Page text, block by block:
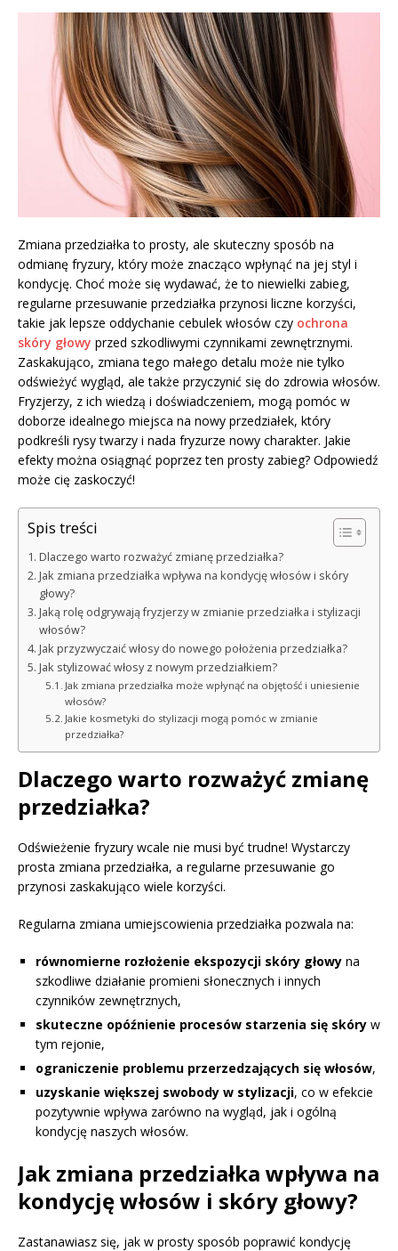
Zmiana przedziałka to prosty, ale skuteczny sposób na
odmianę fryzury, który może znacząco wpłynąć na jej styl i
kondycję. Choć może się wydawać, że to niewielki zabieg,
regularne przesuwanie przedziałka przynosi liczne korzyści,
takie jak lepsze oddychanie cebulek włosów czy ochrona
skóry głowy przed szkodliwymi czynnikami zewnętrznymi.
Zaskakująco, zmiana tego małego detalu może nie tylko
odświeżyć wygląd, ale także przyczynić się do zdrowia włosów.
Fryzjerzy, z ich wiedzą i doświadczeniem, mogą pomóc w
doborze idealnego miejsca na nowy przedziałek, który
podkreśli rysy twarzy i nada fryzurze nowy charakter. Jakie
efekty można osiągnąć poprzez ten prosty zabieg? Odpowiedź
może cię zaskoczyć!
Spis treści
Dlaczego warto rozważyć zmianę przedziałka?
Jak zmiana przedziałka wpływa na kondycję włosów i skóry
głowy?
Jaką rolę odgrywają fryzjerzy w zmianie przedziałka i stylizacji
włosów?
Jak przyzwyczaić włosy do nowego położenia przedziałka?
Jak stylizować włosy z nowym przedziałkiem?
Jak zmiana przedziałka może wpłynąć na objętość i uniesienie
włosów?
Jakie kosmetyki do stylizacji mogą pomóc w zmianie
przedziałka?
Dlaczego warto rozważyć zmianę
przedziałka?
Odświeżenie fryzury wcale nie musi być trudne! Wystarczy
prosta zmiana przedziałka, a regularne przesuwanie go
przynosi zaskakująco wiele korzyści.
Regularna zmiana umiejscowienia przedziałka pozwala na:
równomierne rozłożenie ekspozycji skóry głowy na
szkodliwe działanie promieni słonecznych i innych
czynników zewnętrznych,
skuteczne opóźnienie procesów starzenia się skóry w
tym rejonie,
ograniczenie problemu przerzedzających się włosów,
uzyskanie większej swobody w stylizacji, co w efekcie
pozytywnie wpływa zarówno na wygląd, jak i ogólną
kondycję naszych włosów.
Jak zmiana przedziałka wpływa na
kondycję włosów i skóry głowy?
Zastanawiasz się, jak w prosty sposób poprawić kondycję